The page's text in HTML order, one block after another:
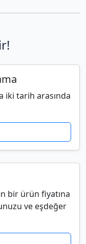
iki tarih arasında
bir ürün fiyatına
ve eşdeğer